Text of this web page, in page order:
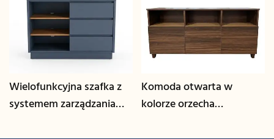
Wielofunkcyjna szafka z
systemem zarządzania
Komoda otwarta w
kolorze orzecha